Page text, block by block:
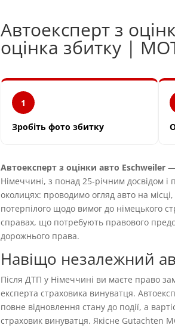
Автоексперт з
оцінка збитку |
1
Зробіть фото збитку
Автоексперт з оцінки авто Eschweiler —
Німеччині, з понад 25-річним досвідом
околицях: проводимо огляд авто на
потерпілого щодо вимог до німецького
справах, що потребують правового
дорожнього права.
Навіщо незалежний
Після ДТП у Німеччині ви маєте право
експерта страховика винуватця.
повне відновлення стану до події, а
страховик винуватця. Якісне Gutachten